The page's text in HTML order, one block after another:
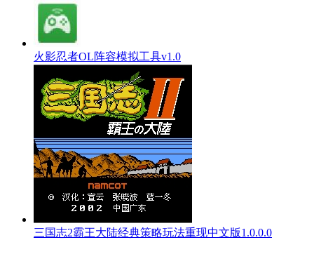
火影忍者OL阵容模拟工具v1.0
三国志2霸王大陆经典策略玩法重现中文版1.0.0.0